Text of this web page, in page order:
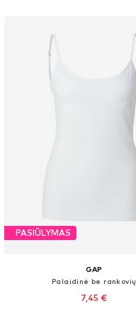
PASIŪLYMAS
GAP
Palaidinė be rankovių
7,45 €